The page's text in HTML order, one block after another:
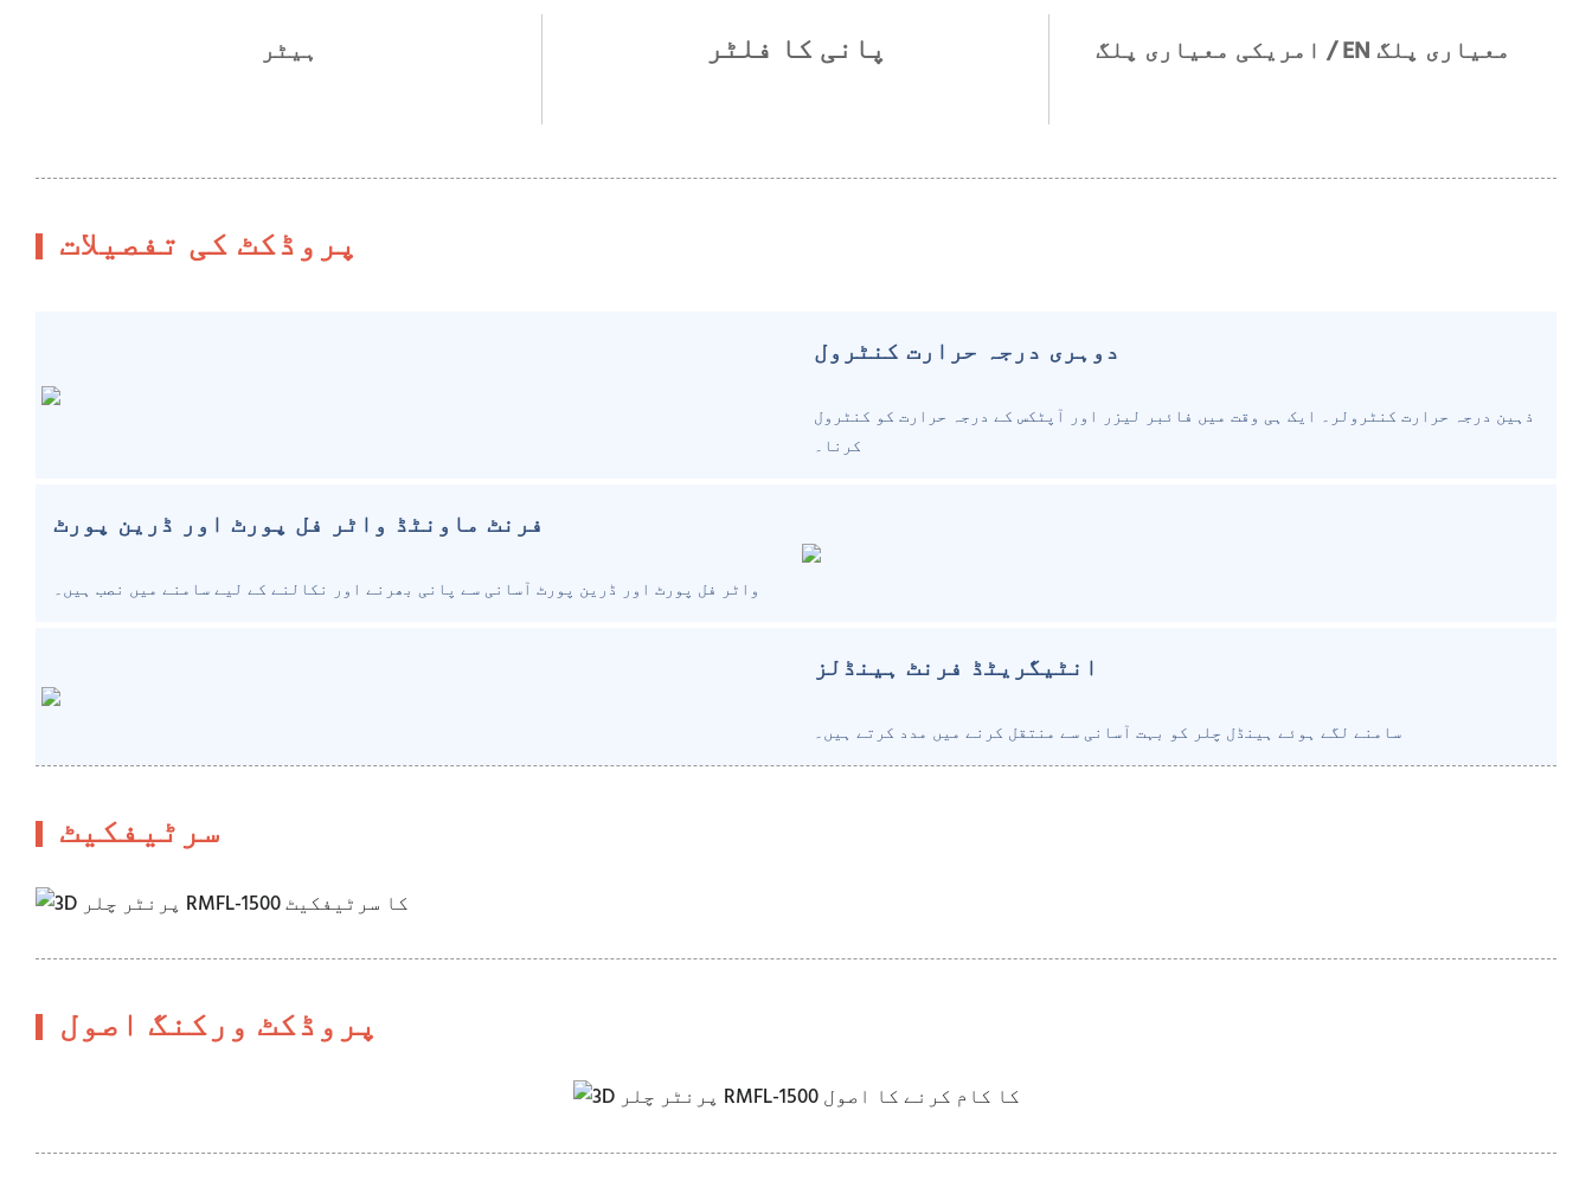
ہیٹر پانی کا فلٹر امریکی معیاری پلگ / EN معیاری پلگ
پروڈکٹ کی تفصیلات
دوہری درجہ حرارت کنٹرول
ذہین درجہ حرارت کنٹرولر۔ ایک ہی وقت میں فائبر لیزر اور آپٹکس کے درجہ حرارت کو کنٹرول
کرنا۔
فرنٹ ماونٹڈ واٹر فل پورٹ اور ڈرین پورٹ
واٹر فل پورٹ اور ڈرین پورٹ آسانی سے پانی بھرنے اور نکالنے کے لیے سامنے میں نصب ہیں۔
انٹیگریٹڈ فرنٹ ہینڈلز
سامنے لگے ہوئے ہینڈل چلر کو بہت آسانی سے منتقل کرنے میں مدد کرتے ہیں۔
سرٹیفکیٹ
پروڈکٹ ورکنگ اصول